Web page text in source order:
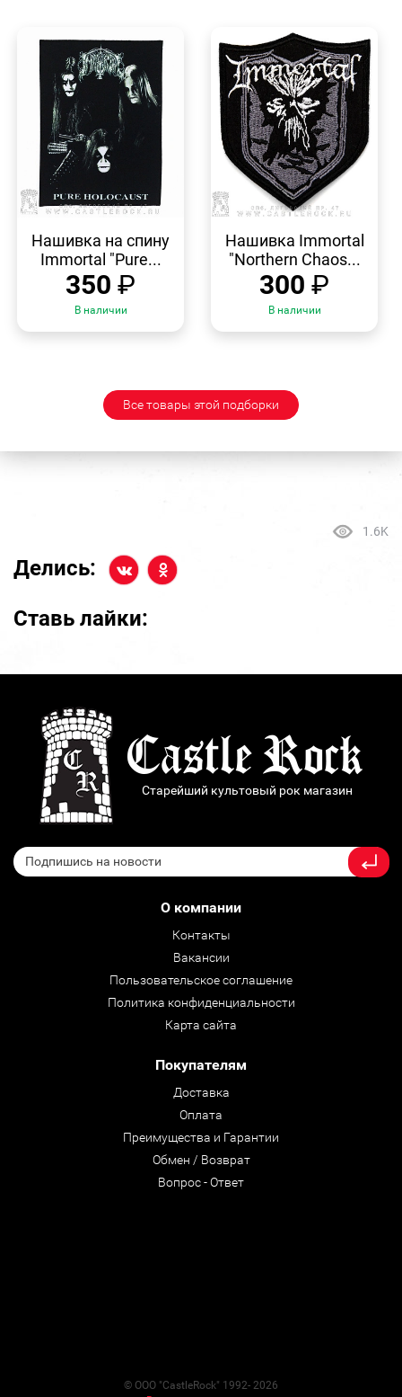
ПРОСМОТР
Нашивка на спину
Immortal "Pure...
350 ₽
В наличии
ПРОСМОТР
Нашивка Immortal
"Northern Chaos...
300 ₽
В наличии
Все товары этой подборки
1.6K
Делись:
Ставь лайки:
Старейший культовый рок магазин
О компании
Контакты
Вакансии
Пользовательское соглашение
Политика конфиденциальности
Карта сайта
Покупателям
Доставка
Оплата
Преимущества и Гарантии
Обмен / Возврат
Вопрос - Ответ
© ООО "CastleRock" 1992- 2026